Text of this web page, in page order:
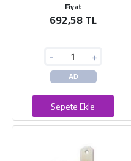
Fiyat
692,58 TL
- +
AD
Sepete Ekle